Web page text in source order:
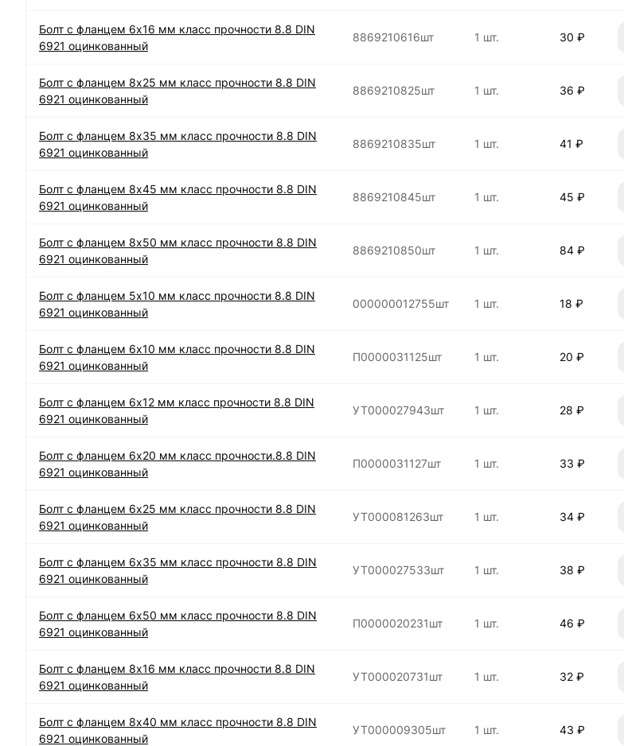
Болт с фланцем 6х16 мм класс прочности 8.8 DIN
6921 оцинкованный
8869210616шт 1 шт. 30 ₽
Болт с фланцем 8х25 мм класс прочности 8.8 DIN
6921 оцинкованный
8869210825шт 1 шт. 36 ₽
Болт с фланцем 8х35 мм класс прочности 8.8 DIN
6921 оцинкованный
8869210835шт 1 шт. 41 ₽
Болт с фланцем 8х45 мм класс прочности 8.8 DIN
6921 оцинкованный
8869210845шт 1 шт. 45 ₽
Болт с фланцем 8х50 мм класс прочности 8.8 DIN
6921 оцинкованный
8869210850шт 1 шт. 84 ₽
Болт с фланцем 5х10 мм класс прочности 8.8 DIN
6921 оцинкованный
000000012755шт 1 шт. 18 ₽
Болт с фланцем 6х10 мм класс прочности 8.8 DIN
6921 оцинкованный
П0000031125шт 1 шт. 20 ₽
Болт с фланцем 6х12 мм класс прочности 8.8 DIN
6921 оцинкованный
УТ000027943шт 1 шт. 28 ₽
Болт с фланцем 6х20 мм класс прочности.8.8 DIN
6921 оцинкованный
П0000031127шт 1 шт. 33 ₽
Болт с фланцем 6х25 мм класс прочности 8.8 DIN
6921 оцинкованный
УТ000081263шт 1 шт. 34 ₽
Болт с фланцем 6х35 мм класс прочности 8.8 DIN
6921 оцинкованный
УТ000027533шт 1 шт. 38 ₽
Болт с фланцем 6х50 мм класс прочности 8.8 DIN
6921 оцинкованный
П0000020231шт 1 шт. 46 ₽
Болт с фланцем 8х16 мм класс прочности 8.8 DIN
6921 оцинкованный
УТ000020731шт 1 шт. 32 ₽
Болт с фланцем 8х40 мм класс прочности 8.8 DIN
6921 оцинкованный
УТ000009305шт 1 шт. 43 ₽